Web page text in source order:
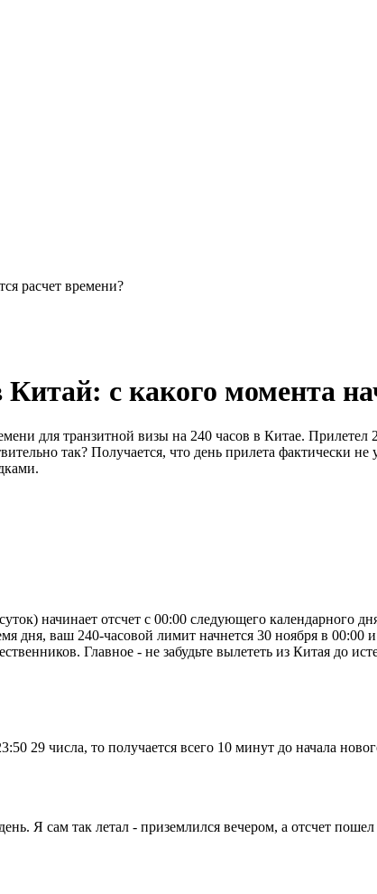
расчет времени?
с какого момента
для транзитной визы на 240 часов в Китае.
так? Получается, что день прилета фактически не
начинает отсчет с 00:00 следующего календарного
ваш 240-часовой лимит начнется 30 ноября в 00:00
Главное - не забудьте вылететь из Китая до
29 числа, то получается всего 10 минут до начала
Я сам так летал - приземлился вечером, а отсчет